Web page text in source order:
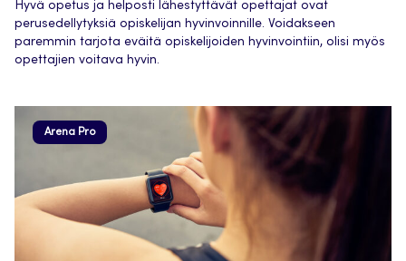
Hyvä opetus ja helposti lähestyttävät opettajat ovat
perusedellytyksiä opiskelijan hyvinvoinnille. Voidakseen
paremmin tarjota eväitä opiskelijoiden hyvinvointiin, olisi myös
opettajien voitava hyvin.
Arena Pro